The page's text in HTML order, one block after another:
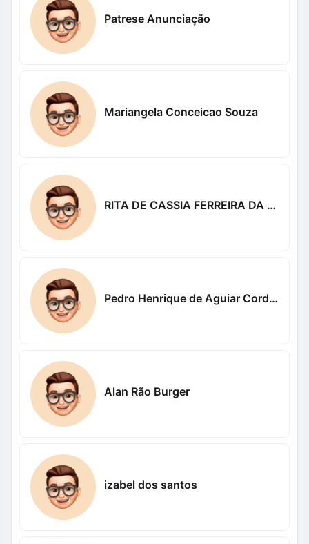
Patrese Anunciação
Mariangela Conceicao Souza
RITA DE CASSIA FERREIRA DA SILVA DE LIMA
Pedro Henrique de Aguiar Cordeiro Meira
Alan Rão Burger
izabel dos santos